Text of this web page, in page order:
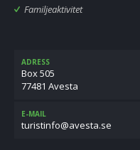
Familjeaktivitet
ADRESS
Box 505
77481 Avesta
E-MAIL
es.atseva@ofnitsirut